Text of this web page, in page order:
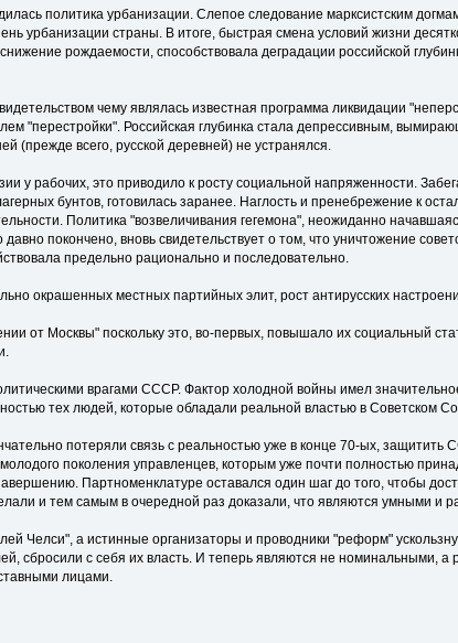
политика урбанизации. Слепое следование марксистским
урбанизации страны. В итоге, быстрая смена условий жизни
рождаемости, способствовала деградации российской
чему являлась известная программа ликвидации
"перестройки". Российская глубинка стала депрессивным,
(прежде всего, русской деревней) не устранялся.
у рабочих, это приводило к росту социальной напряженности.
бунтов, готовилась заранее. Наглость и пренебрежение к
Политика "возвеличивания гегемона", неожиданно
покончено, вновь свидетельствует о том, что уничтожение
предельно рационально и последовательно.
окрашенных местных партийных элит, рост антирусских
от Москвы" поскольку это, во-первых, повышало их социальный
врагами СССР. Фактор холодной войны имел
тех людей, которые обладали реальной властью в Советском
потеряли связь с реальностью уже в конце 70-ых, защитить
поколения управленцев, которым уже почти полностью
Партноменклатуре оставался один шаг до того, чтобы
и тем самым в очередной раз доказали, что являются умными и
Челси", а истинные организаторы и проводники "реформ"
сбросили с себя их власть. И теперь являются не номинальными, а
лицами.